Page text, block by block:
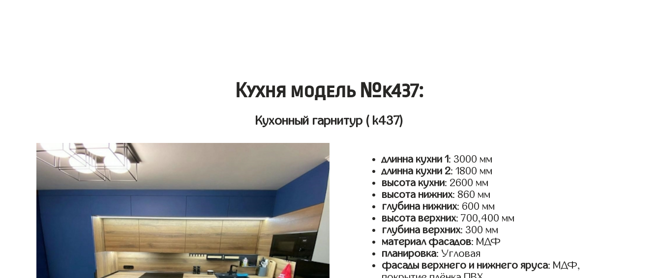
Кухня модель №k437:
Кухонный гарнитур ( k437)
длинна кухни 1: 3000 мм
длинна кухни 2: 1800 мм
высота кухни: 2600 мм
высота нижних: 860 мм
глубина нижних: 600 мм
высота верхних: 700,400 мм
глубина верхних: 300 мм
материал фасадов: МДФ
планировка: Угловая
фасады верхнего и нижнего яруса: МДФ,